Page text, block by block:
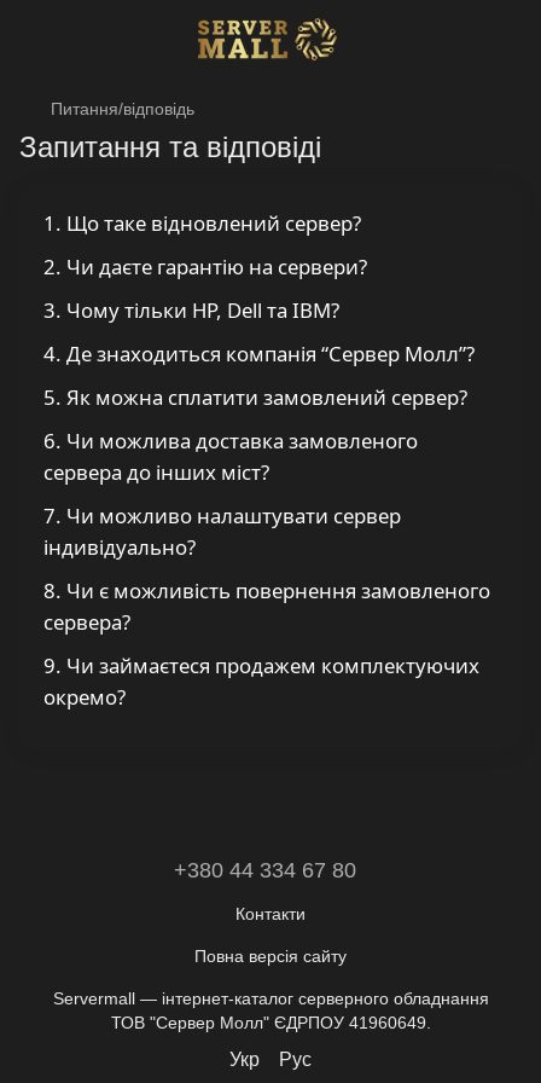
Питання/відповідь
Запитання та відповіді
1. Що таке відновлений сервер?
2. Чи даєте гарантію на сервери?
3. Чому тільки HP, Dell та IBM?
4. Де знаходиться компанія “Сервер Молл”?
5. Як можна сплатити замовлений сервер?
6. Чи можлива доставка замовленого
сервера до інших міст?
7. Чи можливо налаштувати сервер
індивідуально?
8. Чи є можливість повернення замовленого
сервера?
9. Чи займаєтеся продажем комплектуючих
окремо?
+380 44 334 67 80
Контакти
Повна версія сайту
Servermall — інтернет-каталог серверного обладнання
ТОВ "Сервер Молл" ЄДРПОУ 41960649.
Укр Рус